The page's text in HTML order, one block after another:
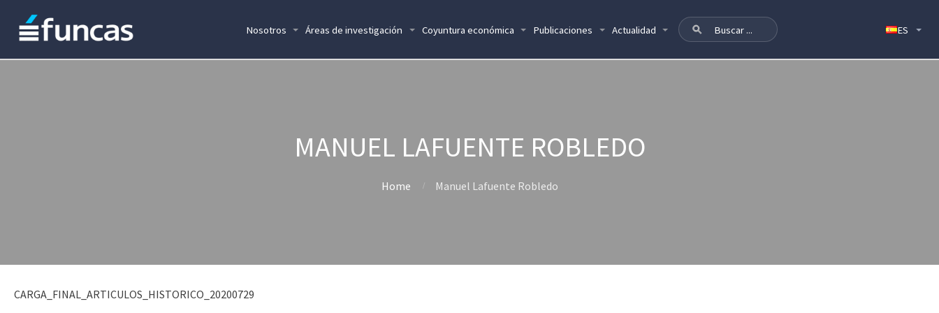
Nosotros Áreas de investigación Coyuntura económica Publicaciones Actualidad
MANUEL LAFUENTE ROBLEDO
Home Manuel Lafuente Robledo
CARGA_FINAL_ARTICULOS_HISTORICO_20200729